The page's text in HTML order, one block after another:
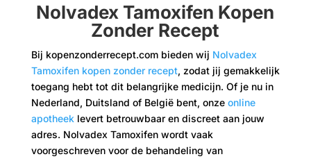
Nolvadex Tamoxifen Kopen
Zonder Recept
Bij kopenzonderrecept.com bieden wij Nolvadex
Tamoxifen kopen zonder recept, zodat jij gemakkelijk
toegang hebt tot dit belangrijke medicijn. Of je nu in
Nederland, Duitsland of België bent, onze online
apotheeklevert betrouwbaar en discreet aan jouw
adres. Nolvadex Tamoxifen wordt vaak
voorgeschreven voor de behandeling van